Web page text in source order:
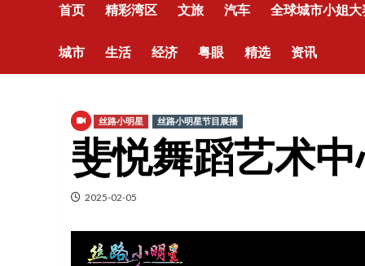
首页 精彩湾区 文旅 汽车 全球城市小姐大
城市 生活 经济 粤眼 精选 资讯
丝路小明星 丝路小明星节目展播
斐悦舞蹈艺术
2025-02-05